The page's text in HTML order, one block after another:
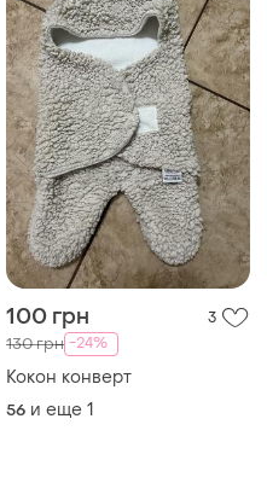
100 грн 3
130 грн -24%
Кокон конверт
56 и еще 1